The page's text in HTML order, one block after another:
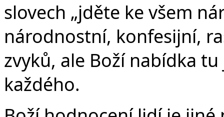
slovech „jděte ke všem
národnostní, konfesijní,
zvyků, ale Boží nabídka
každého.